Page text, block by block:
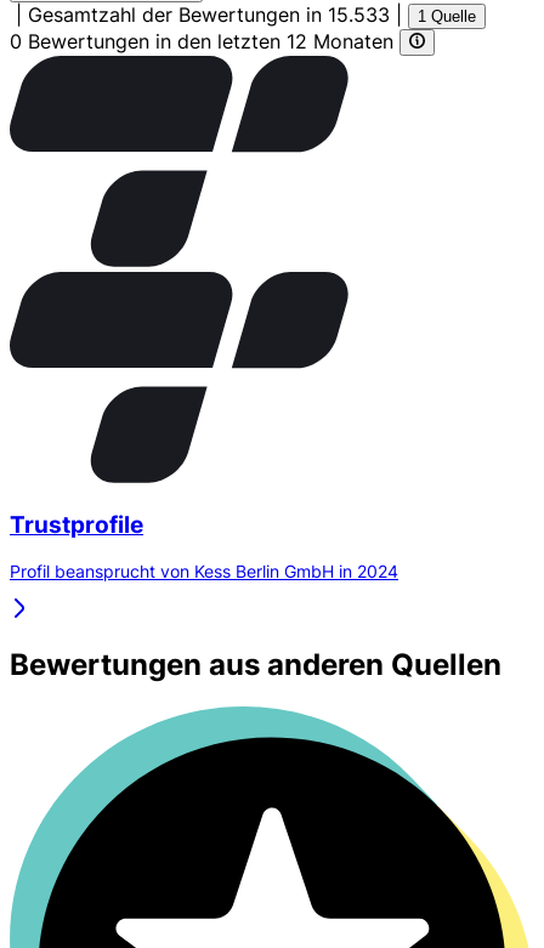
Gesamtzahl der Bewertungen in 15.533 1 Quelle
0 Bewertungen in den letzten 12 Monaten
Trustprofile
Profil beansprucht von Kess Berlin GmbH in 2024
Bewertungen aus anderen Quellen